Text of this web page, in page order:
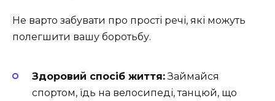
Не варто забувати про прості речі, які можуть
полегшити вашу боротьбу.
Здоровий спосіб життя:Займайся
спортом, їдь на велосипеді, танцюй, що